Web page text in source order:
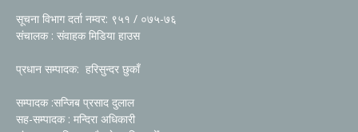
सूचना विभाग दर्ता नम्वर: ९५१ / ०७५-७६
संचालक : संवाहक मिडिया हाउस
प्रधान सम्पादक: हरिसुन्दर छुकाँ
सम्पादक :सन्जिब प्रसाद दुलाल
सह-सम्पादक : मन्दिरा अधिकारी